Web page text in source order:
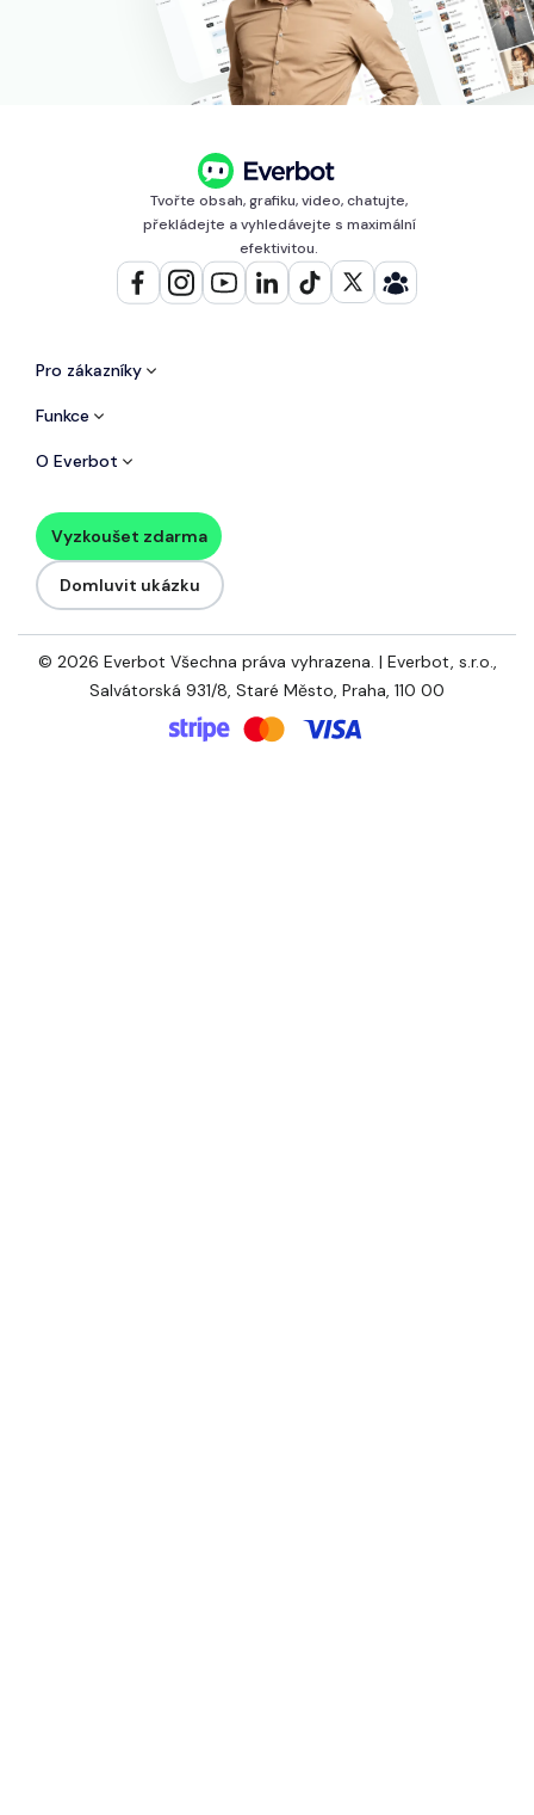
Tvořte obsah, grafiku, video, chatujte,
překládejte a vyhledávejte s maximální
efektivitou.
Pro zákazníky
Funkce
O Everbot
Vyzkoušet zdarma
Domluvit ukázku
© 2026 Everbot Všechna práva vyhrazena. | Everbot, s.r.o.,
Salvátorská 931/8, Staré Město, Praha, 110 00